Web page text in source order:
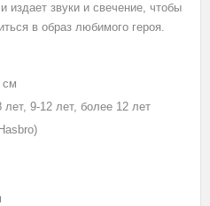
издает звуки и свечение, чтобы
в образ любимого героя.
см
лет, 9-12 лет, более 12 лет